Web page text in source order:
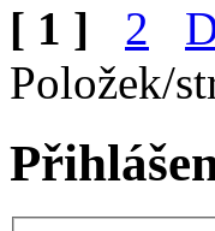
[ 1 ]
2
Položek/